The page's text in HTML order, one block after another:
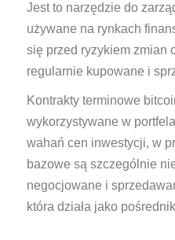
Jest to narzędzie do
używane na rynkach
się przed ryzykiem zmian
regularnie kupowane i
Kontrakty terminowe
wykorzystywane w
wahań cen inwestycji, w
bazowe są szczególnie
negocjowane i
która działa jako